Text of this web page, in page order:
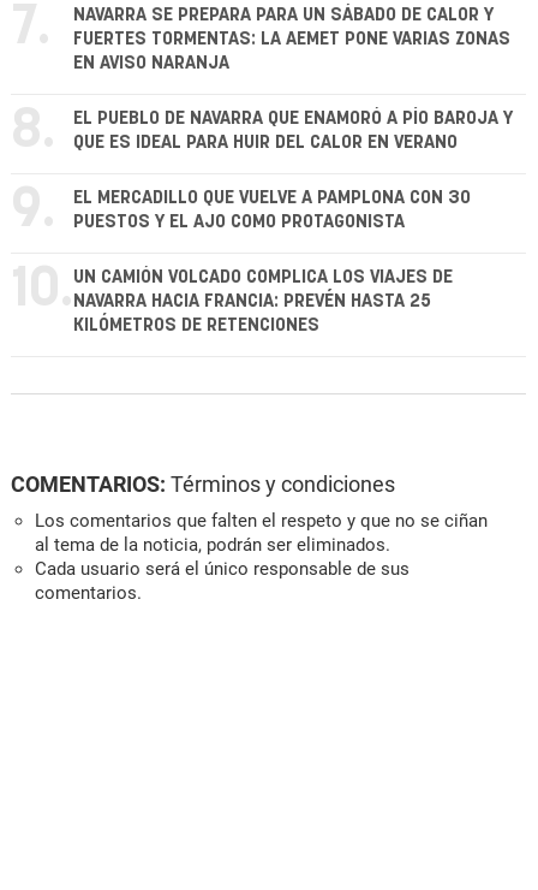
7.
NAVARRA SE PREPARA PARA UN SÁBADO DE CALOR Y
FUERTES TORMENTAS: LA AEMET PONE VARIAS ZONAS
EN AVISO NARANJA
8.
EL PUEBLO DE NAVARRA QUE ENAMORÓ A PÍO BAROJA Y
QUE ES IDEAL PARA HUIR DEL CALOR EN VERANO
9.
EL MERCADILLO QUE VUELVE A PAMPLONA CON 30
PUESTOS Y EL AJO COMO PROTAGONISTA
10. UN CAMIÓN VOLCADO COMPLICA LOS VIAJES DE
NAVARRA HACIA FRANCIA: PREVÉN HASTA 25
KILÓMETROS DE RETENCIONES
COMENTARIOS: Términos y condiciones
Los comentarios que falten el respeto y que no se ciñan
al tema de la noticia, podrán ser eliminados.
Cada usuario será el único responsable de sus
comentarios.